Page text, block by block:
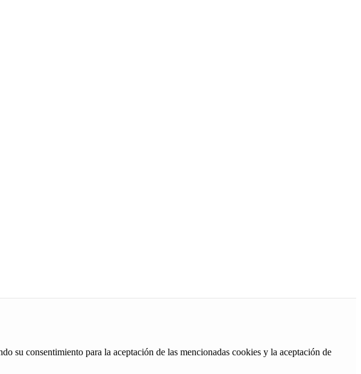
su consentimiento para la aceptación de las mencionadas cookies y la aceptación de